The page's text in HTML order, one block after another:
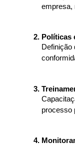
empresa,
Políticas
Definição
processo